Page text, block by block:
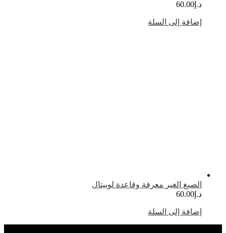
إلى السلة
الغير معرفة وقاعدة لوبيتال
إلى السلة